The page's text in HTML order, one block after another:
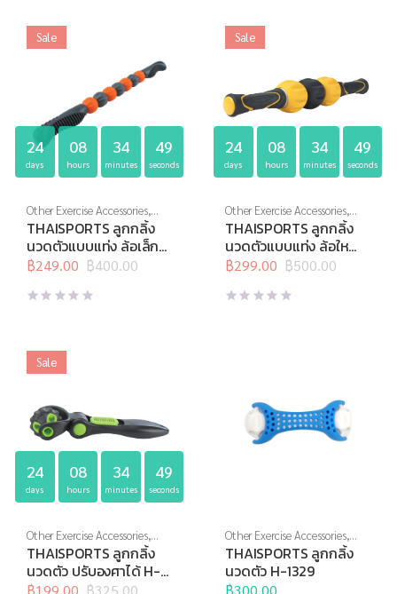
Sale
24
days
08
hours
34
minutes
48
seconds
Other Exercise Accessories,
Thai Sports,อุปกรณ์นวด,
อุปกรณ์บริหารกาย,อุปกรณ์
สุขภาพเพื่อผู้สูงวัย
THAISPORTS ลูกกลิ้ง
นวดตัวแบบแท่ง ล้อเล็ก
H-1485
฿400.00
Original
price
was:
฿249.00
Current
price
is:
Sale
24
days
08
hours
34
minutes
48
seconds
Other Exercise Accessories,
Thai Sports,อุปกรณ์นวด,
อุปกรณ์บริหารกาย,อุปกรณ์
สุขภาพเพื่อผู้สูงวัย
THAISPORTS ลูกกลิ้ง
นวดตัวแบบแท่ง ล้อใหญ่
H-1484
฿500.00
Original
price
was:
฿299.00
Current
price
is:
Sale
24
days
08
hours
34
minutes
48
seconds
Other Exercise Accessories,
Thai Sports,อุปกรณ์นวด,
อุปกรณ์บริหารกาย,อุปกรณ์
สุขภาพเพื่อผู้สูงวัย
THAISPORTS ลูกกลิ้ง
นวดตัว ปรับองศาได้ H-
1424
฿325.00
฿199.00
Other Exercise Accessories,
Thai Sports,อุปกรณ์นวด,
อุปกรณ์บริหารกาย,อุปกรณ์
สุขภาพเพื่อผู้สูงวัย
THAISPORTS ลูกกลิ้ง
นวดตัว H-1329
฿300.00